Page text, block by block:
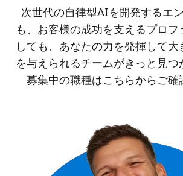
次世代の自律型AIを開発するエ
も、お客様の成功を支えるプロフ
しても、あなたの力を発揮して大
を与えられるチームがきっと見つ
募集中の職種はこちらからご確